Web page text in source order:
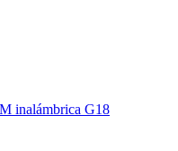
inalámbrica G18